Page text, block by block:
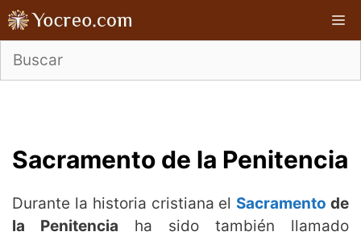
Saltar
al
contenido
Sacramento de la Penitencia
Durante la historia cristiana el Sacramento de
la Penitencia ha sido también llamado